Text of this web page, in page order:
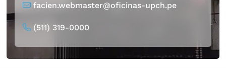
facien.webmaster@oficinas-upch.pe
(511) 319-0000